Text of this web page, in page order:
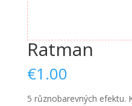
Ratman
€1.00
5 různobarevných efektu.